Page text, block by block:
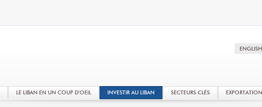
LE LIBAN EN UN COUP D'OEIL INVESTIR AU LIBAN SECTEURS CLÉS EXPORTATION